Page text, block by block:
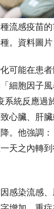
流感疫苗
。資料圖片
可能在患者
細胞因子
系統反應過
心臟、肝
。他強調
天之內轉
感染流感